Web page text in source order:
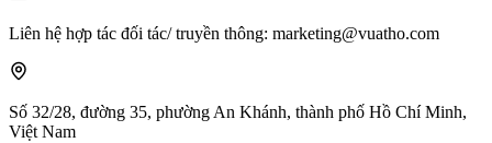
Liên hệ hợp tác đối tác/ truyền thông: marketing@vuatho.com
Số 32/28, đường 35, phường An Khánh, thành phố Hồ Chí Minh,
Việt Nam